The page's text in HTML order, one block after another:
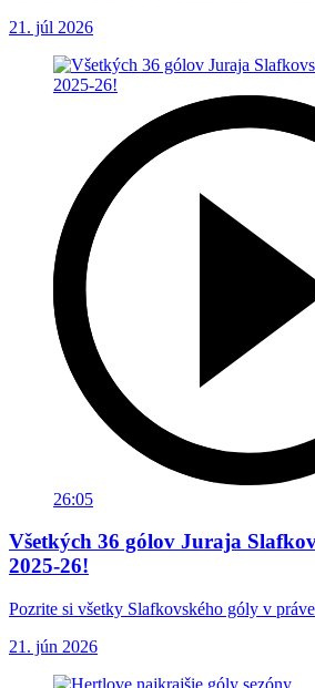
21. júl 2026
26:05
Všetkých 36 gólov Juraja
2025-26!
Pozrite si všetky Slafkovského góly v
21. jún 2026